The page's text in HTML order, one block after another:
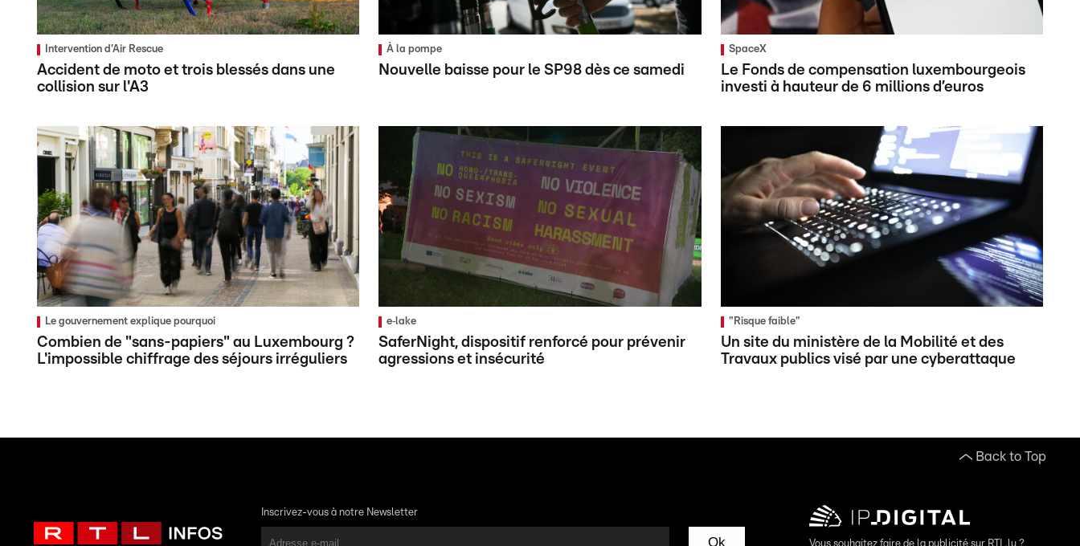
Intervention d'Air Rescue
Accident de moto et trois blessés dans une
collision sur l'A3
À la pompe
Nouvelle baisse pour le SP98 dès ce samedi
SpaceX
Le Fonds de compensation luxembourgeois
investi à hauteur de 6 millions d’euros
Le gouvernement explique pourquoi
Combien de "sans-papiers" au Luxembourg ?
L'impossible chiffrage des séjours irréguliers
e‑lake
SaferNight, dispositif renforcé pour prévenir
agressions et insécurité
"Risque faible"
Un site du ministère de la Mobilité et des
Travaux publics visé par une cyberattaque
Back to Top
Inscrivez-vous à notre Newsletter
Ok Vous souhaitez faire de la publicité sur RTL.lu ?